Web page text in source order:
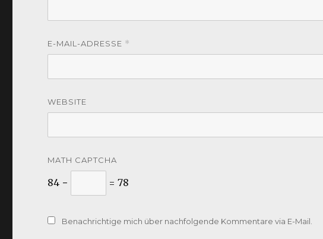
E-MAIL-ADRESSE *
WEBSITE
MATH CAPTCHA
84 − = 78
Benachrichtige mich über nachfolgende Kommentare via E-Mail.